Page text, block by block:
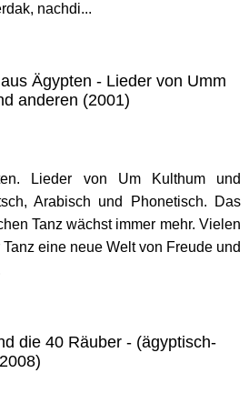
nachdi...
Ägypten - Lieder von Umm
anderen (2001)
Lieder von Um Kulthum und
Arabisch und Phonetisch. Das
Tanz wächst immer mehr. Vielen
eine neue Welt von Freude und
die 40 Räuber - (ägyptisch-